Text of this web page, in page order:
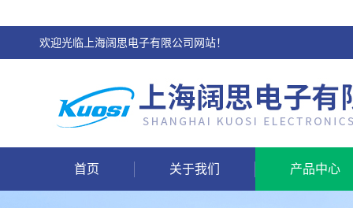
欢迎光临上海阔思电子有限公司网站！
首页 关于我们 产品中心